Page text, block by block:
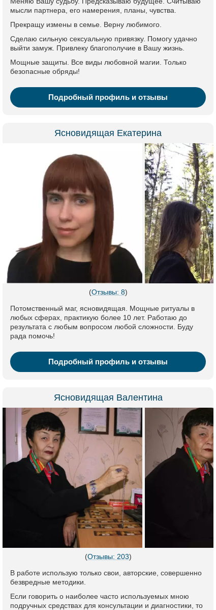
мысли партнера, его намерения, планы, чувства.
Прекращу измены в семье. Верну любимого.
Сделаю сильную сексуальную привязку. Помогу удачно
выйти замуж. Привлеку благополучие в Вашу жизнь.
Мощные защиты. Все виды любовной магии. Только
безопасные обряды!
Подробный профиль и отзывы
Ясновидящая Екатерина
(Отзывы: 8)
Потомственный маг, ясновидящая. Мощные ритуалы в
любых сферах, практикую более 10 лет. Работаю до
результата с любым вопросом любой сложности. Буду
рада помочь!
Подробный профиль и отзывы
Ясновидящая Валентина
(Отзывы: 203)
В работе использую только свои, авторские, совершенно
безвредные методики.
Если говорить о наиболее часто используемых мною
подручных средствах для консультации и диагностики, то